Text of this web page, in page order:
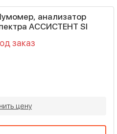
анализатор
АССИСТЕНТ SI
заказ
цену